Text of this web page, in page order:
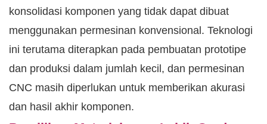
konsolidasi komponen yang tidak dapat dibuat
menggunakan permesinan konvensional. Teknologi
ini terutama diterapkan pada pembuatan prototipe
dan produksi dalam jumlah kecil, dan permesinan
CNC masih diperlukan untuk memberikan akurasi
dan hasil akhir komponen.